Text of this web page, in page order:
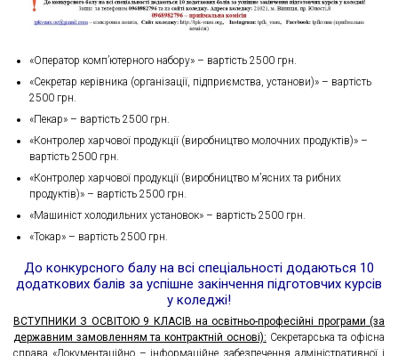
«Оператор комп’ютерного набору» – вартість 2500 грн.
«Секретар керівника (організації, підприємства, установи)» – вартість
2500 грн.
«Пекар» – вартість 2500 грн.
«Контролер харчової продукції (виробництво молочних продуктів)» –
вартість 2500 грн.
«Контролер харчової продукції (виробництво м’ясних та рибних
продуктів)» – вартість 2500 грн.
«Машиніст холодильних установок» – вартість 2500 грн.
«Токар» – вартість 2500 грн.
До конкурсного балу на всі спеціальності додаються 10
додаткових балів за успішне закінчення підготовчих курсів
у коледжі!
ВСТУПНИКИ З ОСВІТОЮ 9 КЛАСІВ на освітньо-професійні програми (за
державним замовленням та контрактній основі): Секретарська та офісна
справа «Документаційно – інформаційне забезпечення адміністративної і